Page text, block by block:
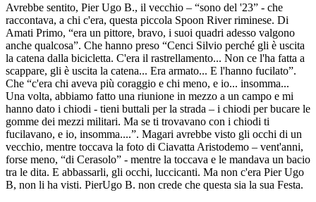
Avrebbe sentito, Pier Ugo B., il vecchio – “sono del '23” - che
raccontava, a chi c'era, questa piccola Spoon River riminese. Di
Amati Primo, “era un pittore, bravo, i suoi quadri adesso valgono
anche qualcosa”. Che hanno preso “Cenci Silvio perché gli è uscita
la catena dalla bicicletta. C'era il rastrellamento... Non ce l'ha fatta a
scappare, gli è uscita la catena... Era armato... E l'hanno fucilato”.
Che “c'era chi aveva più coraggio e chi meno, e io... insomma...
Una volta, abbiamo fatto una riunione in mezzo a un campo e mi
hanno dato i chiodi - tieni buttali per la strada – i chiodi per bucare le
gomme dei mezzi militari. Ma se ti trovavano con i chiodi ti
fucilavano, e io, insomma....”. Magari avrebbe visto gli occhi di un
vecchio, mentre toccava la foto di Ciavatta Aristodemo – vent'anni,
forse meno, “di Cerasolo” - mentre la toccava e le mandava un bacio
tra le dita. E abbassarli, gli occhi, luccicanti. Ma non c'era Pier Ugo
B, non li ha visti. PierUgo B. non crede che questa sia la sua Festa.